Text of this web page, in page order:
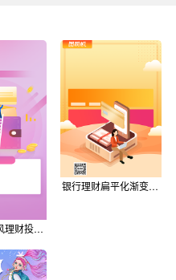
渐变色简约风理财投资海报背景
银行理财扁平化渐变色宣传海报背景